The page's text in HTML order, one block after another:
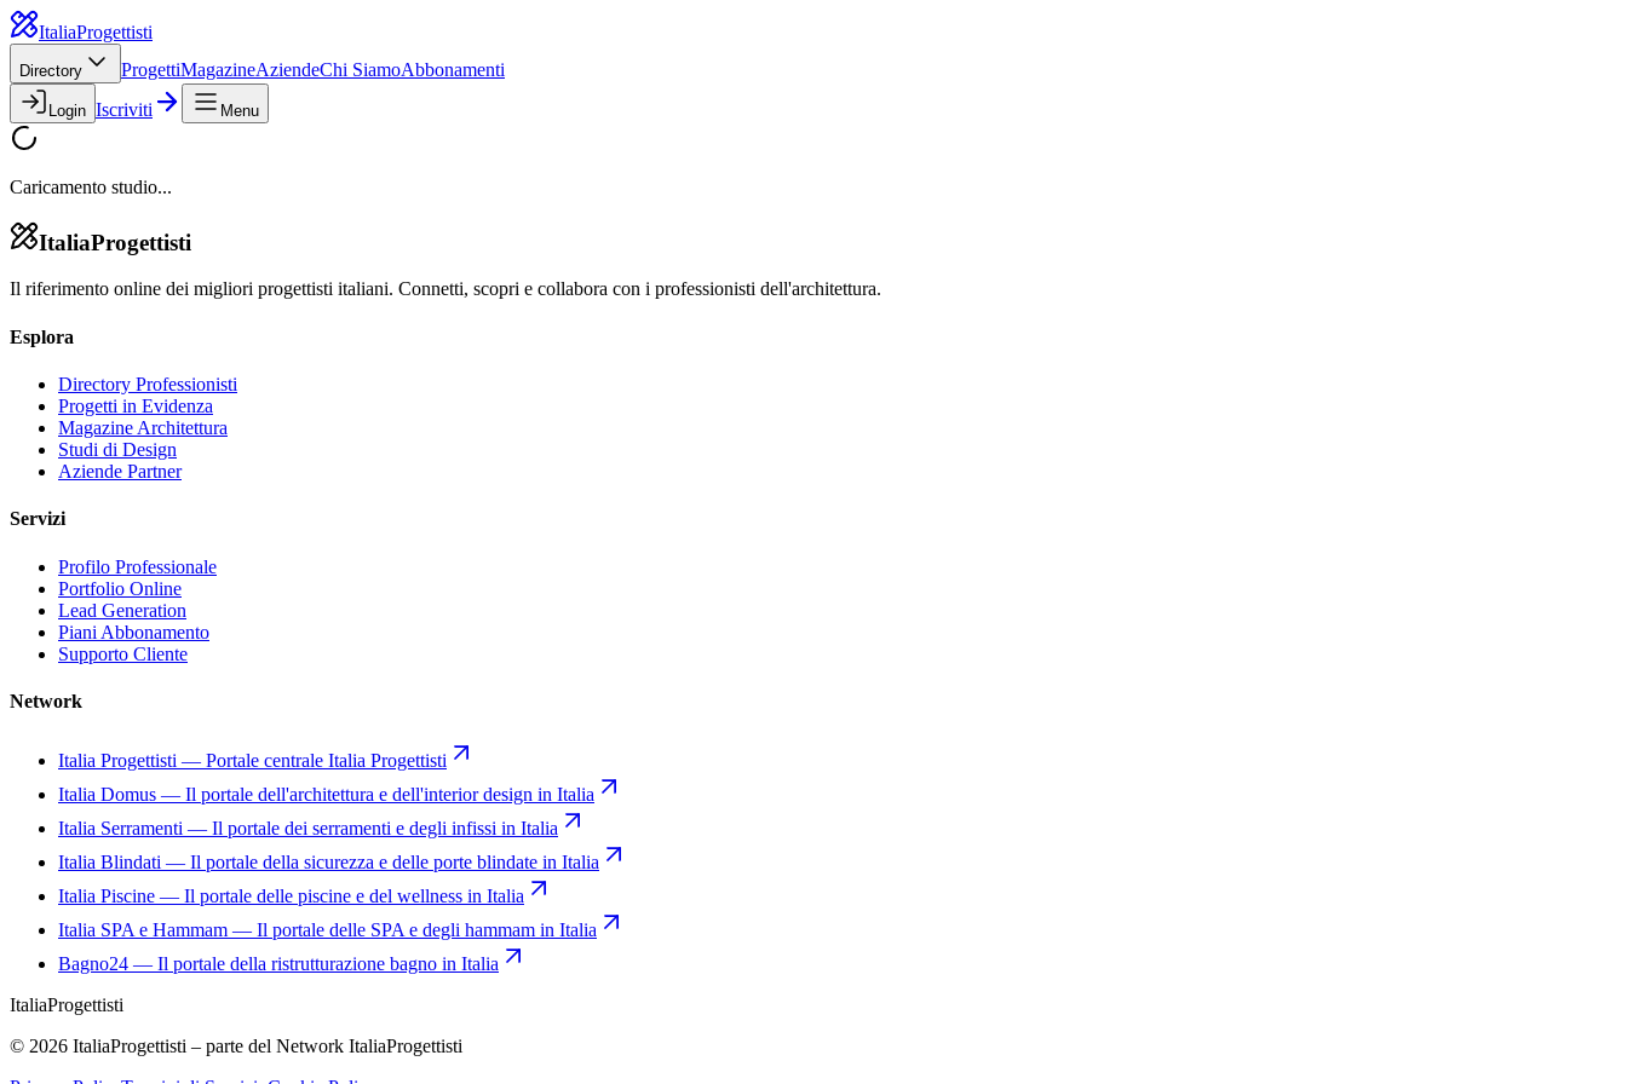
ItaliaProgettisti
Directory ProgettiMagazineAziendeChi SiamoAbbonamenti
Login Iscriviti Menu
Caricamento studio...
ItaliaProgettisti
Il riferimento online dei migliori progettisti italiani. Connetti, scopri e collabora con i professionisti dell'architettura.
Esplora
Directory Professionisti
Progetti in Evidenza
Magazine Architettura
Studi di Design
Aziende Partner
Servizi
Profilo Professionale
Portfolio Online
Lead Generation
Piani Abbonamento
Supporto Cliente
Network
Italia Progettisti — Portale centrale Italia Progettisti
Italia Domus — Il portale dell'architettura e dell'interior design in Italia
Italia Serramenti — Il portale dei serramenti e degli infissi in Italia
Italia Blindati — Il portale della sicurezza e delle porte blindate in Italia
Italia Piscine — Il portale delle piscine e del wellness in Italia
Italia SPA e Hammam — Il portale delle SPA e degli hammam in Italia
Bagno24 — Il portale della ristrutturazione bagno in Italia
ItaliaProgettisti
© 2026 ItaliaProgettisti – parte del Network ItaliaProgettisti